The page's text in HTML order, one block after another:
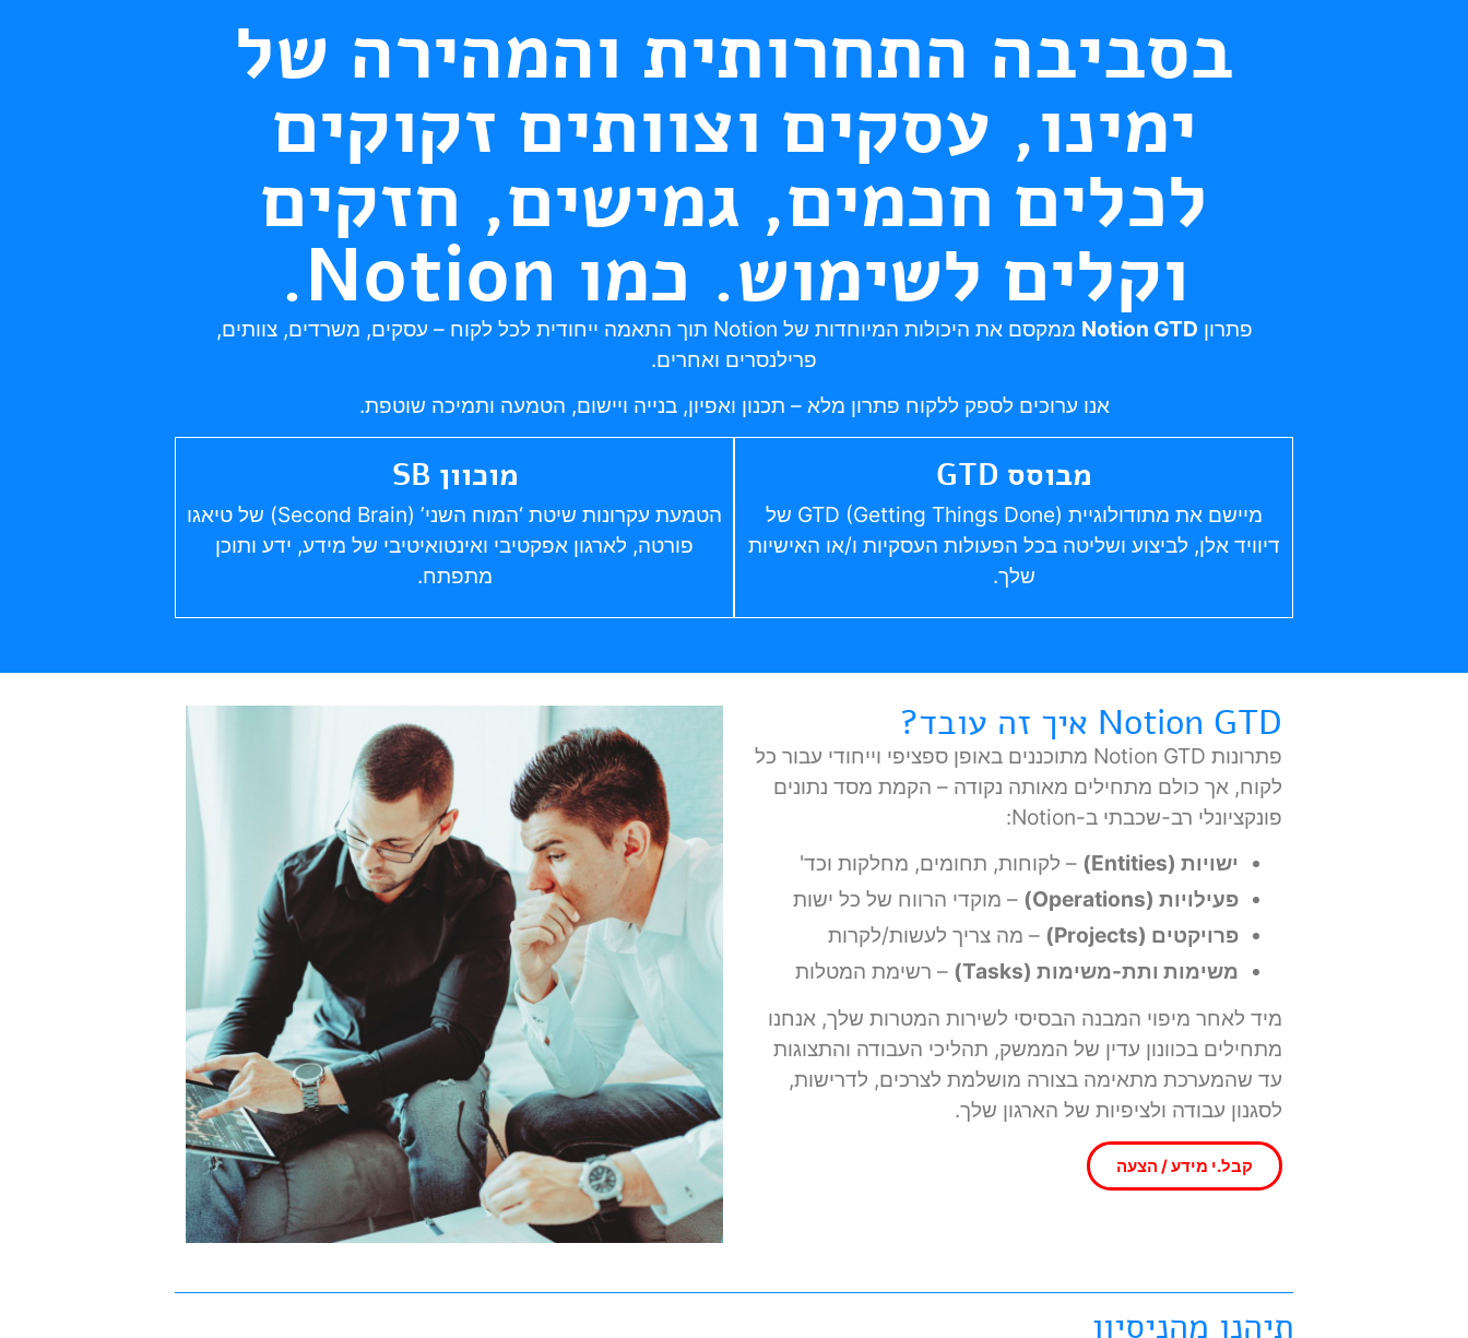
בסביבה התחרותית והמהירה של
ימינו, עסקים וצוותים זקוקים
לכלים חכמים, גמישים, חזקים
וקלים לשימוש. כמו Notion.
פתרון Notion GTD
ממקסם את היכולות המיוחדות של Notion תוך התאמה ייחודית לכל לקוח – עסקים, משרדים, צוותים,
פרילנסרים ואחרים.
אנו ערוכים לספק ללקוח פתרון מלא – תכנון ואפיון, בנייה ויישום, הטמעה ותמיכה שוטפת.
מבוסס GTD
מיישם את מתודולוגיית GTD (Getting Things Done) של
דיוויד אלן, לביצוע ושליטה בכל הפעולות העסקיות ו/או האישיות
שלך.
מוכוון SB
הטמעת עקרונות שיטת ‘המוח השני’ (Second Brain) של טיאגו
פורטה, לארגון אפקטיבי ואינטואיטיבי של מידע, ידע ותוכן
מתפתח.
Notion GTD איך זה עובד?
פתרונות Notion GTD מתוכננים באופן ספציפי וייחודי עבור כל
לקוח, אך כולם מתחילים מאותה נקודה – הקמת מסד נתונים
פונקציונלי רב-שכבתי ב-Notion:
ישויות (Entities)
– לקוחות, תחומים, מחלקות וכד'
פעילויות (Operations)
– מוקדי הרווח של כל ישות
פרויקטים (Projects)
– מה צריך לעשות/לקרות
משימות ותת-משימות (Tasks)
– רשימת המטלות
מיד לאחר מיפוי המבנה הבסיסי לשירות המטרות שלך, אנחנו
מתחילים בכוונון עדין של הממשק, תהליכי העבודה והתצוגות
עד שהמערכת מתאימה בצורה מושלמת לצרכים, לדרישות,
לסגנון עבודה ולציפיות של הארגון שלך.
קבל.י מידע / הצעה
תיהנו מהניסיון